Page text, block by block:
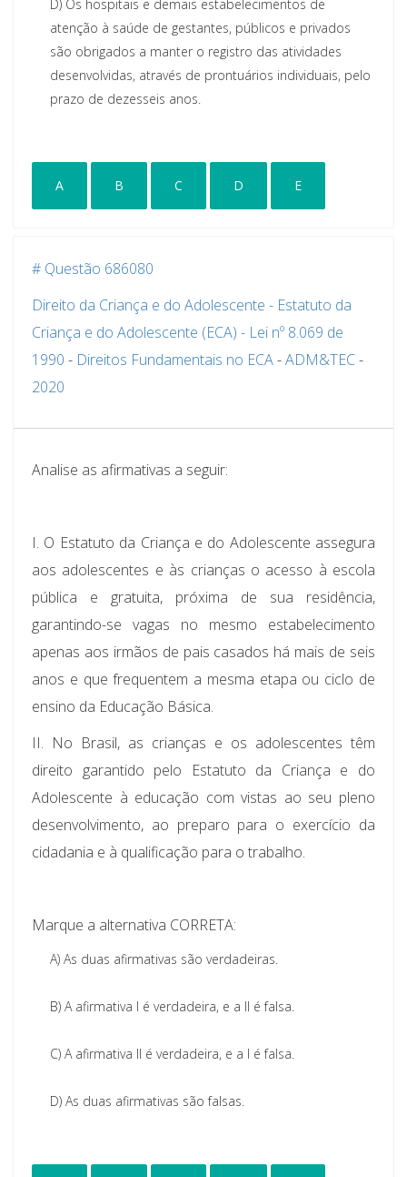
D) Os hospitais e demais estabelecimentos de
atenção à saúde de gestantes, públicos e privados
são obrigados a manter o registro das atividades
desenvolvidas, através de prontuários individuais, pelo
prazo de dezesseis anos.
A B C D E
# Questão 686080
Direito da Criança e do Adolescente - Estatuto da
Criança e do Adolescente (ECA) - Lei nº 8.069 de
1990 - Direitos Fundamentais no ECA-ADM&TEC-
2020
Analise as afirmativas a seguir:
I. O Estatuto da Criança e do Adolescente assegura
aos adolescentes e às crianças o acesso à escola
pública e gratuita, próxima de sua residência,
garantindo-se vagas no mesmo estabelecimento
apenas aos irmãos de pais casados há mais de seis
anos e que frequentem a mesma etapa ou ciclo de
ensino da Educação Básica.
II. No Brasil, as crianças e os adolescentes têm
direito garantido pelo Estatuto da Criança e do
Adolescente à educação com vistas ao seu pleno
desenvolvimento, ao preparo para o exercício da
cidadania e à qualificação para o trabalho.
Marque a alternativa CORRETA:
A) As duas afirmativas são verdadeiras.
B) A afirmativa I é verdadeira, e a II é falsa.
C) A afirmativa II é verdadeira, e a I é falsa.
D) As duas afirmativas são falsas.